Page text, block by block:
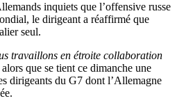
inquiets que l’offensive russe
le dirigeant a réaffirmé que
seul.
travaillons en étroite collaboration
que se tient ce dimanche une
dirigeants du G7 dont l’Allemagne